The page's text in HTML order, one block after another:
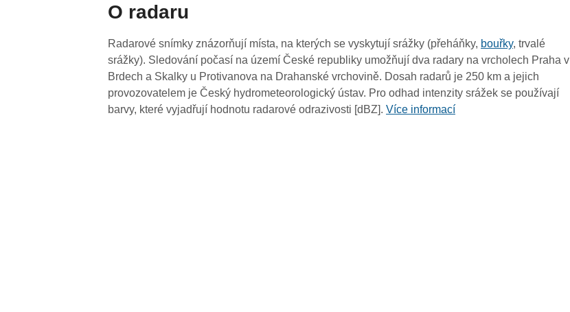
07:15
07:05
06:55
06:45
O radaru
Radarové snímky znázorňují místa, na kterých se vyskytují srážky (přeháňky, bouřky, trvalé
srážky). Sledování počasí na území České republiky umožňují dva radary na vrcholech Praha v
Brdech a Skalky u Protivanova na Drahanské vrchovině. Dosah radarů je 250 km a jejich
provozovatelem je Český hydrometeorologický ústav. Pro odhad intenzity srážek se používají
barvy, které vyjadřují hodnotu radarové odrazivosti [dBZ].Více informací